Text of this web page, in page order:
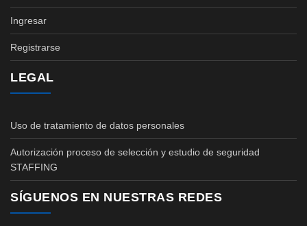
Ingresar
Registrarse
LEGAL
Uso de tratamiento de datos personales
Autorización proceso de selección y estudio de seguridad
STAFFING
SÍGUENOS EN NUESTRAS REDES